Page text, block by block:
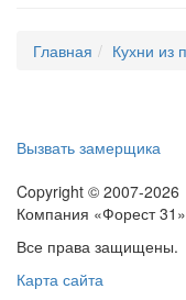
Главная Кухни из
Вызвать замерщика
Copyright © 2007-2026
Компания «Форест
Все права защищены.
Карта сайта